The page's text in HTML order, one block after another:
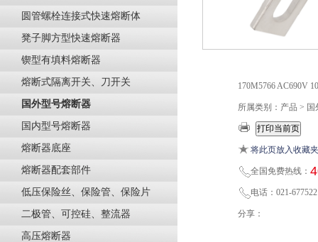
圆管螺栓连接式快速熔断体
凳子脚方型快速熔断器
锲型有填料熔断器
熔断式隔离开关、刀开关
国外型号熔断器
国内型号熔断器
熔断器底座
熔断器配套部件
低压保险丝、保险管、保险片
二极管、可控硅、整流器
高压熔断器
170M5766 AC690V
所属类别：产品 >
将此页放入收藏夹
全国免费热线：
电话：021-
分享：